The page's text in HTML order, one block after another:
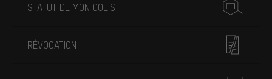
STATUT DE MON COLIS
RÉVOCATION